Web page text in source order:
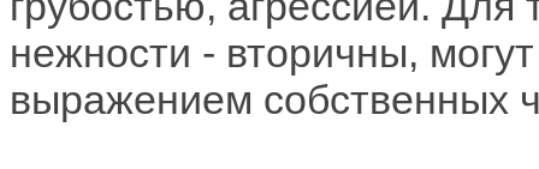
нежности - вторичны,
выражением собственных